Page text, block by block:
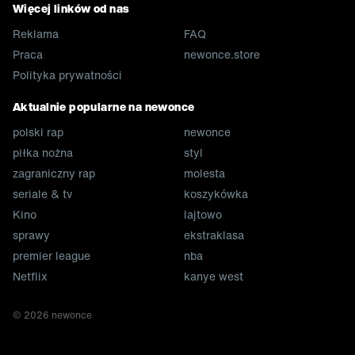
Więcej linków od nas
Reklama
Praca
Polityka prywatności
FAQ
newonce.store
Aktualnie popularne na newonce
polski rap
piłka nożna
zagraniczny rap
seriale & tv
Kino
sprawy
premier league
Netflix
newonce
styl
molesta
koszykówka
lajtowo
ekstraklasa
nba
kanye west
© 2026 newonce